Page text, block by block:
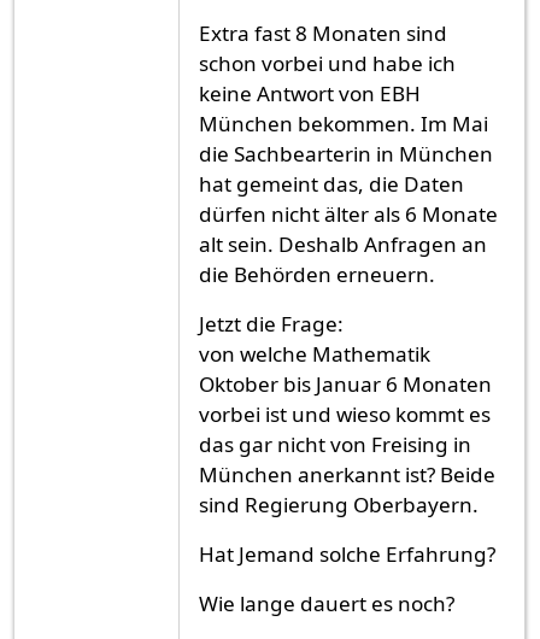
Extra fast 8 Monaten sind
schon vorbei und habe ich
keine Antwort von EBH
München bekommen. Im Mai
die Sachbearterin in München
hat gemeint das, die Daten
dürfen nicht älter als 6 Monate
alt sein. Deshalb Anfragen an
die Behörden erneuern.
Jetzt die Frage:
von welche Mathematik
Oktober bis Januar 6 Monaten
vorbei ist und wieso kommt es
das gar nicht von Freising in
München anerkannt ist? Beide
sind Regierung Oberbayern.
Hat Jemand solche Erfahrung?
Wie lange dauert es noch?